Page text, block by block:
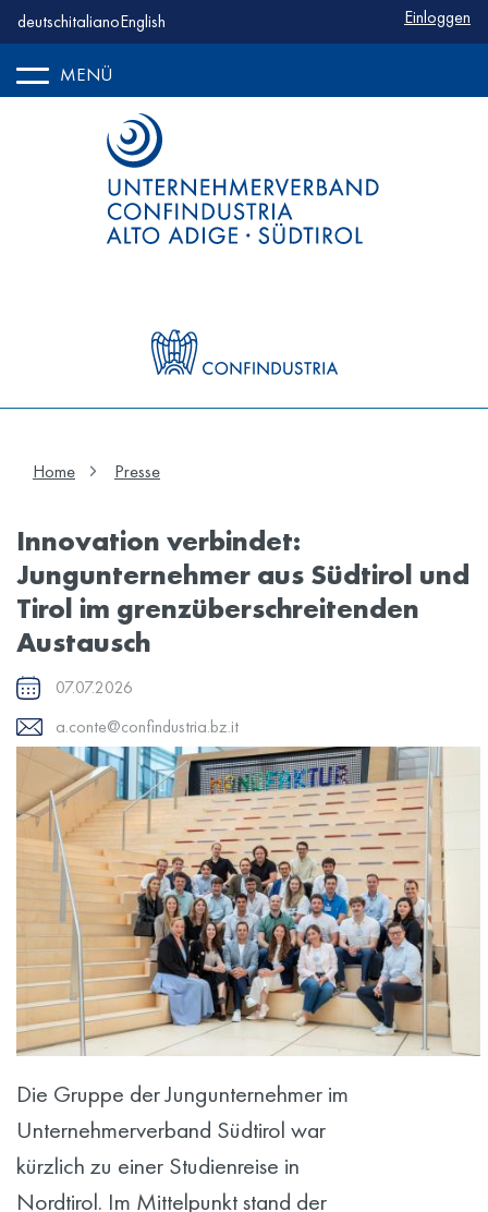
deutschitalianoEnglish Einloggen
MENÜ
Home Presse
Innovation verbindet:
Jungunternehmer aus Südtirol und
Tirol im grenzüberschreitenden
Austausch
07.07.2026
a.conte@confindustria.bz.it
Die Gruppe der Jungunternehmer im
Unternehmerverband Südtirol war
kürzlich zu einer Studienreise in
Nordtirol. Im Mittelpunkt stand der